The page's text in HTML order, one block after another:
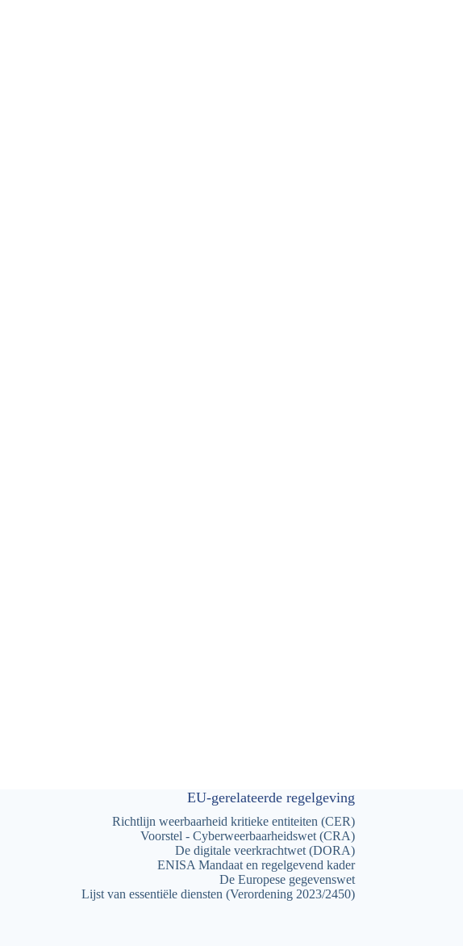
EU-gerelateerde regelgeving
Richtlijn weerbaarheid kritieke entiteiten (CER)
Voorstel - Cyberweerbaarheidswet (CRA)
De digitale veerkrachtwet (DORA)
ENISA Mandaat en regelgevend kader
De Europese gegevenswet
Lijst van essentiële diensten (Verordening 2023/2450)